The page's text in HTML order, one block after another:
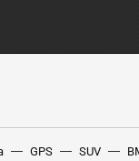
GPS SUV